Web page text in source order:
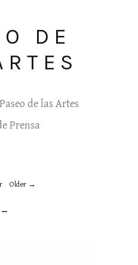
DE
Paseo de las Artes
Prensa
Older
_